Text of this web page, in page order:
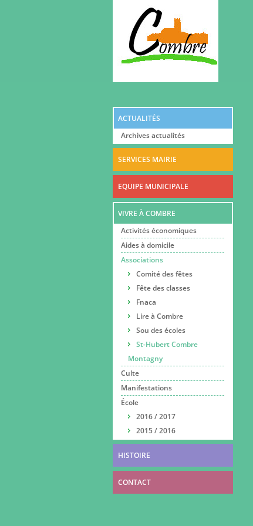
ACTUALITÉS
Archives actualités
SERVICES MAIRIE
EQUIPE MUNICIPALE
VIVRE À COMBRE
Activités économiques
Aides à domicile
Associations
Comité des fêtes
Fête des classes
Fnaca
Lire à Combre
Sou des écoles
St-Hubert Combre
Montagny
Culte
Manifestations
École
2016 / 2017
2015 / 2016
HISTOIRE
CONTACT